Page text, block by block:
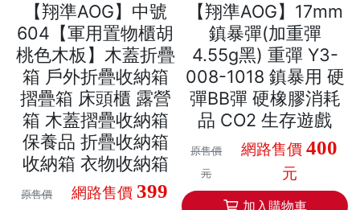
【翔準AOG】中號
604【軍用置物櫃胡
桃色木板】木蓋折疊
箱 戶外折疊收納箱
摺疊箱 床頭櫃 露營
箱 木蓋摺疊收納箱
保養品 折疊收納箱
收納箱 衣物收納箱
原售價 網路售價 399
【翔準AOG】17mm
鎮暴彈(加重彈
4.55g黑) 重彈 Y3-
008-1018 鎮暴用 硬
彈BB彈 硬橡膠消耗
品 CO2 生存遊戲
原售價
元
網路售價400
元
加入購物車